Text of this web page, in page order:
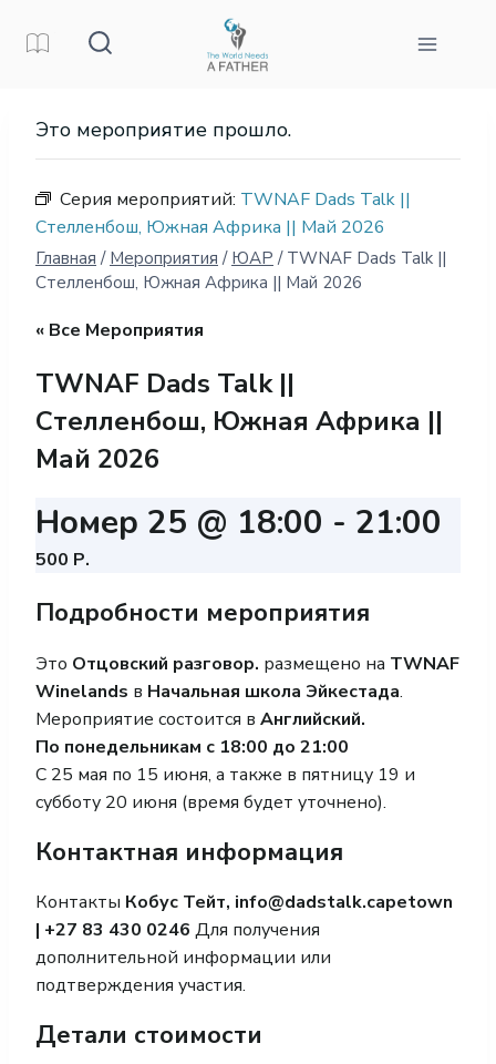
Это мероприятие прошло.
Серия мероприятий: TWNAF Dads Talk ||
Стелленбош, Южная Африка || Май 2026
Главная / Мероприятия / ЮАР / TWNAF Dads Talk ||
Стелленбош, Южная Африка || Май 2026
« Все Мероприятия
TWNAF Dads Talk ||
Стелленбош, Южная Африка ||
Май 2026
Номер 25 @ 18:00 - 21:00
500 Р.
Подробности мероприятия
Это Отцовский разговор. размещено на TWNAF
Winelands в Начальная школа Эйкестада.
Мероприятие состоится в Английский.
По понедельникам с 18:00 до 21:00
С 25 мая по 15 июня, а также в пятницу 19 и
субботу 20 июня (время будет уточнено).
Контактная информация
Контакты Кобус Тейт, info@dadstalk.capetown
| +27 83 430 0246 Для получения
дополнительной информации или
подтверждения участия.
Детали стоимости